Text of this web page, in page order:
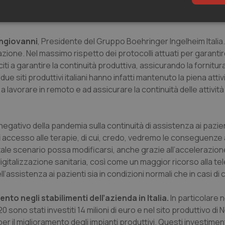
risultato è spinto soprattutto dal comparto per gli animali
dell’intero fatturato.
, Presidente del Gruppo Boehringer Ingelheim Italia.
Nel massimo rispetto dei protocolli attuati per
a garantire la continuità produttiva, assicurando la
siti produttivi italiani hanno infatti mantenuto la piena
lavorare in remoto e ad assicurare la continuità delle attività
della pandemia sulla continuità di assistenza ai
alle terapie, di cui, credo, vedremo le conseguenze
scenario possa modificarsi, anche grazie
sanitaria, così come un maggior ricorso alla
ai pazienti sia in condizioni normali che in casi di
negli stabilimenti dell’azienda in Italia. In particolare
sono stati investiti 14 milioni di euro e nel sito produttivo di
il miglioramento degli impianti produttivi. Questi
Statistici
Necessari Statistici Marketing
del sito. Il sito web non è in grado di funzionare correttamente senza questi
Fornitore/Dominio Scadenza
Descrizione
YouTube
.youtube.com
5 mesi 4
Questo cookie viene utilizzato
scelte di consenso e privacy
interazione con il sito. Registra i
del visitatore riguardo a varie
impostazioni sulla privacy,
CookieScript
www.quotidianosanita.it
5 mesi 3
settimane
Questo cookie viene utilizzato
Script.com per ricordare le
sui cookie dei visitatori. È
dei cookie di Cookie-Script.com